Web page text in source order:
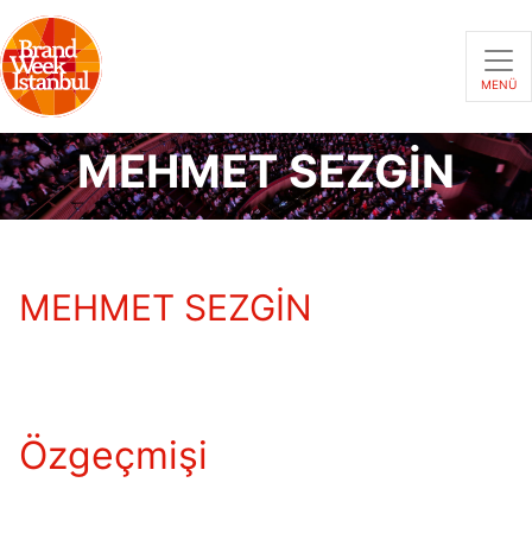
MENÜ
MEHMET SEZGİN
MEHMET SEZGİN
Özgeçmişi